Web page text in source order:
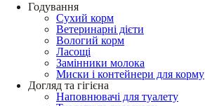
Годування
Сухий корм
Ветеринарні дієти
Вологий корм
Ласощі
Замінники молока
Миски і контейнери для корму
Догляд та гігієна
Наповнювачі для туалету